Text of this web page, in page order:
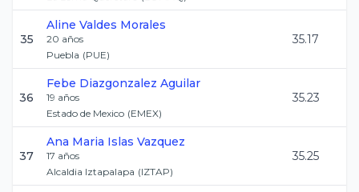
35
Aline Valdes Morales
20 años
Puebla (PUE)
35.17
36
Febe Diazgonzalez Aguilar
19 años
Estado de Mexico (EMEX)
35.23
37
Ana Maria Islas Vazquez
17 años
Alcaldia Iztapalapa (IZTAP)
35.25